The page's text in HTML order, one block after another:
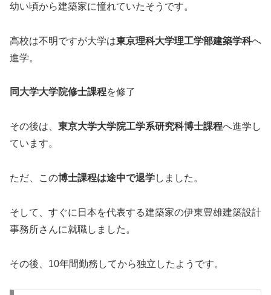
幼い頃から建築家に憧れていたそうです。
高校は不明ですが大学は東京理科大学理工学部建築学科へ
進学。
同大学大学院修士課程を修了
その後は、 東京大学大学院工学系研究科博士課程へ進学し
ています。
ただ、この博士課程は途中で退学しました。
そして、すぐに日本を代表する建築家の伊東豊雄建築設計
事務所さんに就職しました。
その後、10年間勤務してから独立したようです。